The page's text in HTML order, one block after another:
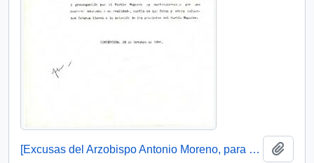
[Excusas del Arzobispo Antonio Moreno, para asistir al Acto de la firma de los Proyectos sobre Asuntos Indígenas]